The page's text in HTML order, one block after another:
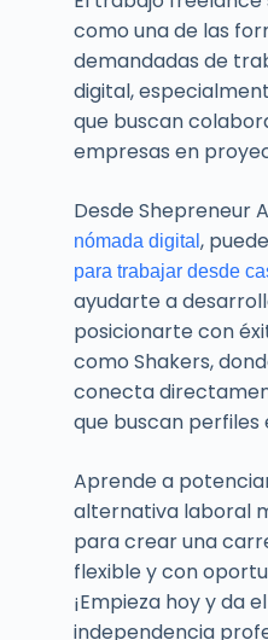
como una de las
demandadas de
digital,
que buscan
empresas en
Desde Shepreneur
nómada digital ,
para trabajar desde
ayudarte a
posicionarte con
como Shakers,
conecta
que buscan perfiles
Aprende a
alternativa laboral
para crear una
flexible y con
¡Empieza hoy y da
independencia